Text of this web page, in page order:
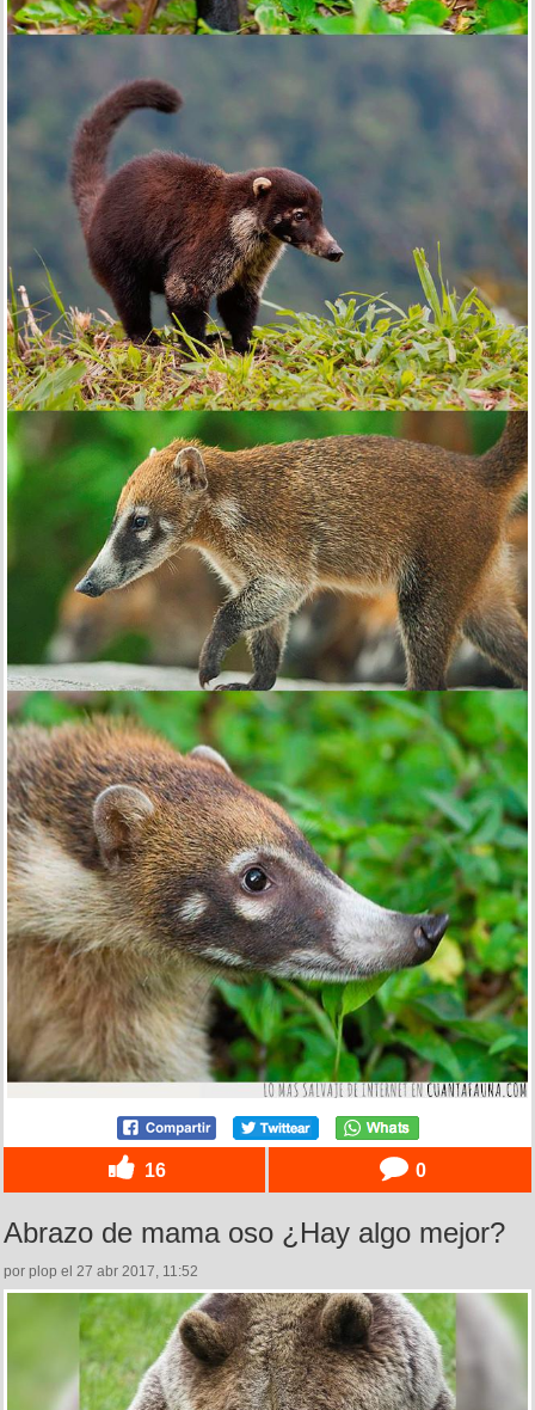
16 0
Abrazo de mama oso ¿Hay algo mejor?
por plop el 27 abr 2017, 11:52